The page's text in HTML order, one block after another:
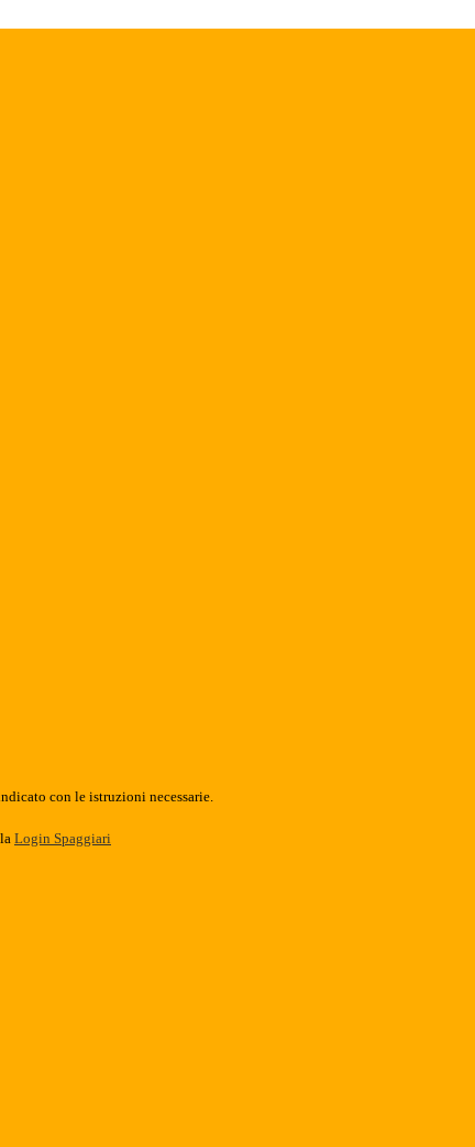
con le istruzioni necessarie.
Login Spaggiari